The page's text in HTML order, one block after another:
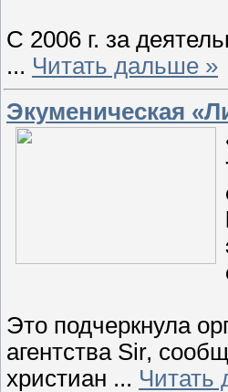
С 2006 г. за
... Читать дальше »
Экуменическая
Это подчеркнула
агентства Sir,
христиан ... Читать